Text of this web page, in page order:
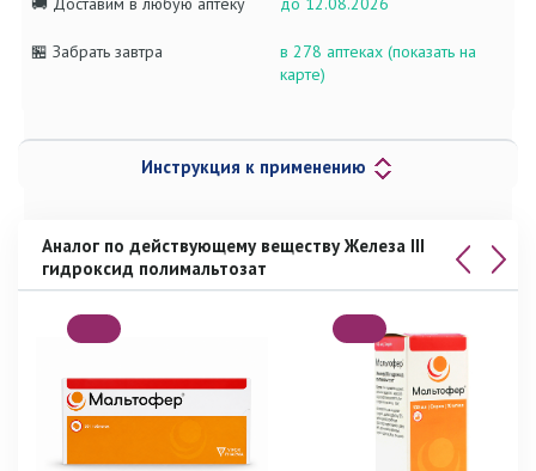
🏪 Забрать завтра
в 278 аптеках (показать на
карте)
Инструкция к применению
Аналог по действующему веществу Железа III
гидроксид полимальтозат